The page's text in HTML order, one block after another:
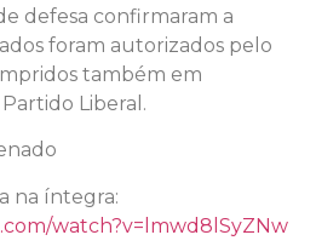
defesa confirmaram a
foram autorizados pelo
também em
Liberal.
na íntegra:
watch?v=lmwd8lSyZNw